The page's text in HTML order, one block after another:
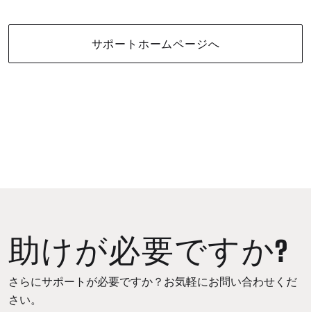
サポートホームページへ
助けが必要ですか?
さらにサポートが必要ですか？お気軽にお問い合わせくだ
さい。